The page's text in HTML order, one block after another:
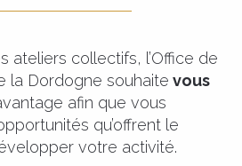
ateliers collectifs, l’Office de
la Dordogne souhaite vous
afin que vous
qu’offrent le
votre activité.